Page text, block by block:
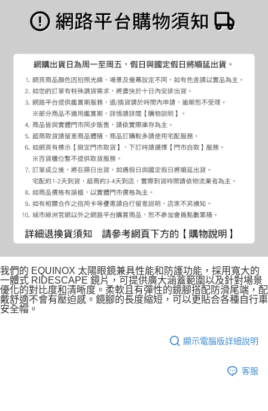
我們的 EQUINOX 太陽眼鏡兼具性能和防護功能，採用寬大的
一體式 RIDESCAPE 鏡片，可提供廣大涵蓋範圍以及針對場景
優化的對比度和清晰度。柔軟且有彈性的鏡腳搭配防滑尾端，配
戴舒適不會有壓迫感。鏡腳的長度縮短，可以更貼合各種自行車
安全帽。
顯示電腦版詳細說明
客服